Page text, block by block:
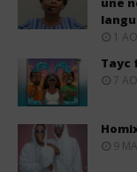
1
Tayc
7
9